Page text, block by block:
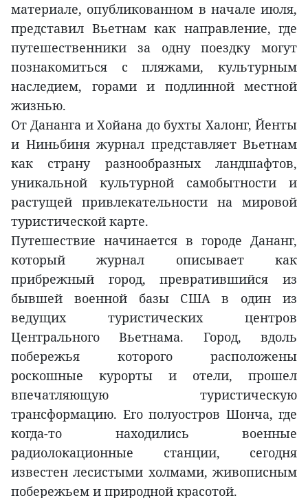
материале, опубликованном в начале июля,
представил Вьетнам как направление, где
путешественники за одну поездку могут
познакомиться с пляжами, культурным
наследием, горами и подлинной местной
жизнью.
От Дананга и Хойана до бухты Халонг, Йенты
и Ниньбиня журнал представляет Вьетнам
как страну разнообразных ландшафтов,
уникальной культурной самобытности и
растущей привлекательности на мировой
туристической карте.
Путешествие начинается в городе Дананг,
который журнал описывает как
прибрежный город, превратившийся из
бывшей военной базы США в один из
ведущих туристических центров
Центрального Вьетнама. Город, вдоль
побережья которого расположены
роскошные курорты и отели, прошел
впечатляющую туристическую
трансформацию. Его полуостров Шонча, где
когда-то находились военные
радиолокационные станции, сегодня
известен лесистыми холмами, живописным
побережьем и природной красотой.